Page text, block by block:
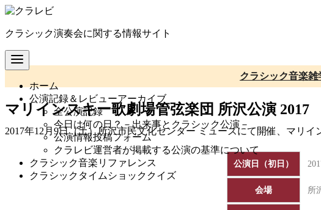
コ
テ
ン
ツ
移
クラシック演奏会に関する情報サイト
ホーム
公演記録＆レビューアーカイブ
全公演記録
今日は何の日？－出来事とクラシック公演－
公演情報投稿フォーム
クラレビ運営者が掲載する公演の基準について
クラシック音楽リファレンス
クラシックタイムショッククイズ
クラシック音楽
マリインスキー歌劇場管弦楽団 所沢公演 2017
2017年12月9日（土）所沢市民文化センター ミューズにて開催、マリ
公演日（初日）
会場 所